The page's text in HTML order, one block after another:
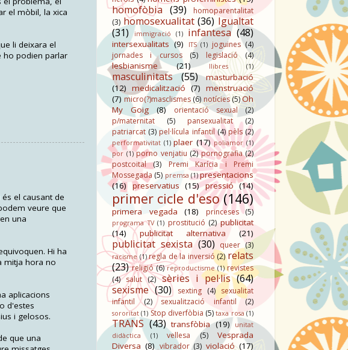
el mòbil, la xica
li deixara el
ho podien parlar
el causant de
veure que
una
Hi ha
mitja hora no
aplicacions
d'estes
i gelosos.
que una
homofòbia (39)
homoparentalitat
(3) homosexualitat (36) Igualtat
(31)
immigració (1) infantesa (48)
intersexualitats (9) ITS (1) joguines (4)
jornades i cursos
(5) legislació (4)
lesbianisme (21) llibres (1)
masculinitats (55)
masturbació
(12) medicalització (7) menstruació
(7) micro(?)masclismes (6) notícies(5)Oh
My Goig
(8) orientació sexual
(2)
p/maternitat
(5) pansexualitat
(2)
patriarcat (3) pel·lícula infantil (4) pèls (2)
performativitat (1) plaer (17) poliamor (1)
por (1) porno venjatiu (2) pornografia (2)
postcoital
(3)
Premi Karícia i Premi
Mossegada (5) premsa (1) presentacions
(16) preservatius (15) pressió (14)
primer cicle d'eso (146)
primera vegada (18) princeses (5)
programa TV (1) prostitució (2) publicitat
(14)
publicitat alternativa (21)
publicitat sexista (30) queer (3)
racisme (1) regla de la inversió (2) relats
(23) religió (6) reproductisme (1) revistes
(4) salut (2) sèries i pel·lis (64)
sexisme (30) sexting (4) sexualitat
infantil
(2) sexualització infantil (2)
sororitat (1) Stop diverfòbia (5) taxa rosa (1)
TRANS (43) transfòbia (19)
unitat
didàctica
(1) vellesa (5)
Vesprada
Diversa (8) vibrador (3) violació (17)